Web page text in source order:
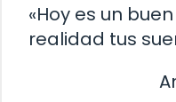
«Hoy es un
realidad tus